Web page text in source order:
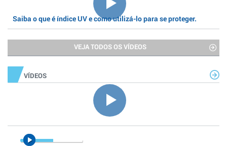
Saiba o que é índice UV e como utilizá-lo para se proteger.
VEJA TODOS OS VÍDEOS
VÍDEOS